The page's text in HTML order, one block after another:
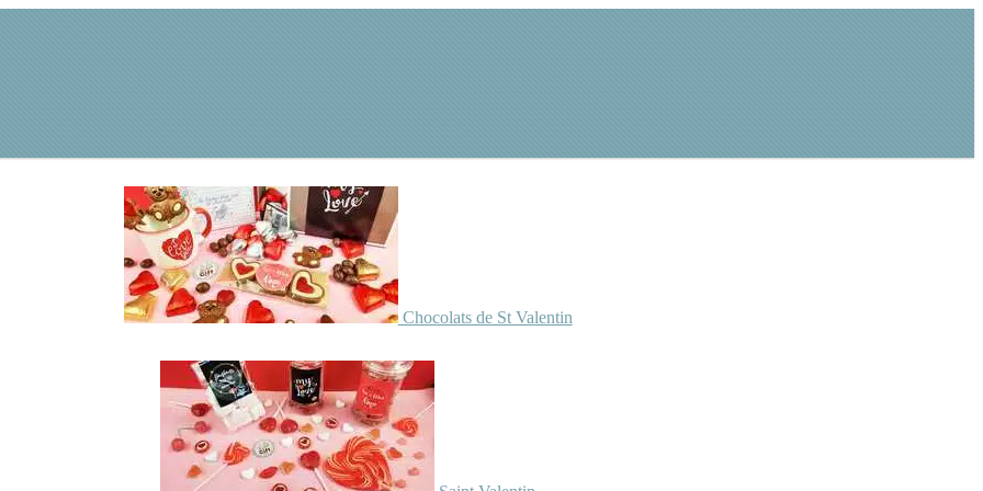
Chocolats de St Valentin